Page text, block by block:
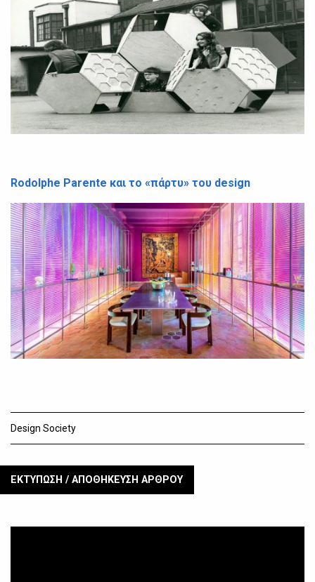
Rodolphe Parente και το «πάρτυ» του design
Design Society
ΕΚΤΥΠΩΣΗ / ΑΠΟΘΗΚΕΥΣΗ ΑΡΘΡΟΥ